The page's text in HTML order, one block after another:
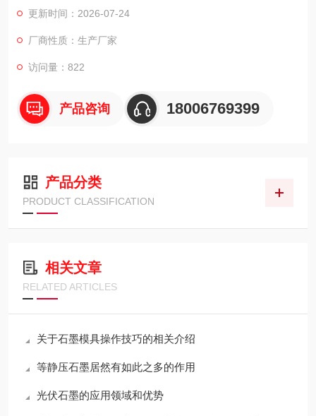
更新时间：2026-07-24
厂商性质：生产厂家
访问量：822
产品咨询 18006769399
产品分类
PRODUCT CLASSIFICATION
相关文章
RELATED ARTICLES
关于石墨模具操作技巧的相关介绍
等静压石墨居然有如此之多的作用
光伏石墨的应用领域和优势